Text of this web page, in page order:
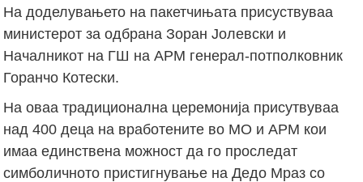
На доделувањето на пакетчињата присуствуваа
министерот за одбрана Зоран Јолевски и
Началникот на ГШ на АРМ генерал-потполковник
Горанчо Котески.
На оваа традиционална церемонија присутвуваа
над 400 деца на вработените во МО и АРМ кои
имаа единствена можност да го проследат
симболичното пристигнување на Дедо Мраз со